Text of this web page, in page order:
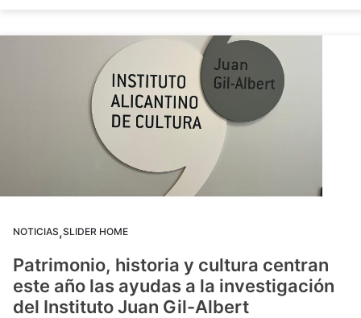
NOTICIAS,SLIDER HOME
Patrimonio, historia y cultura centran
este año las ayudas a la investigación
del Instituto Juan Gil-Albert